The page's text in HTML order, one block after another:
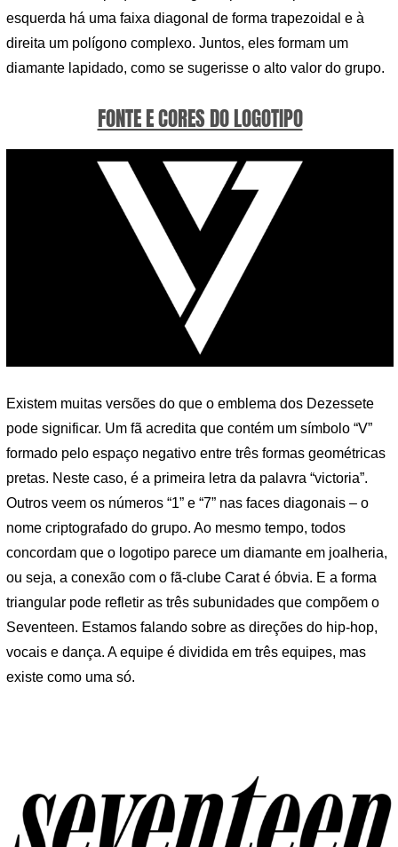
esquerda há uma faixa diagonal de forma trapezoidal e à
direita um polígono complexo. Juntos, eles formam um
diamante lapidado, como se sugerisse o alto valor do grupo.
FONTE E CORES DO LOGOTIPO
Existem muitas versões do que o emblema dos Dezessete
pode significar. Um fã acredita que contém um símbolo “V”
formado pelo espaço negativo entre três formas geométricas
pretas. Neste caso, é a primeira letra da palavra “victoria”.
Outros veem os números “1” e “7” nas faces diagonais – o
nome criptografado do grupo. Ao mesmo tempo, todos
concordam que o logotipo parece um diamante em joalheria,
ou seja, a conexão com o fã-clube Carat é óbvia. E a forma
triangular pode refletir as três subunidades que compõem o
Seventeen. Estamos falando sobre as direções do hip-hop,
vocais e dança. A equipe é dividida em três equipes, mas
existe como uma só.